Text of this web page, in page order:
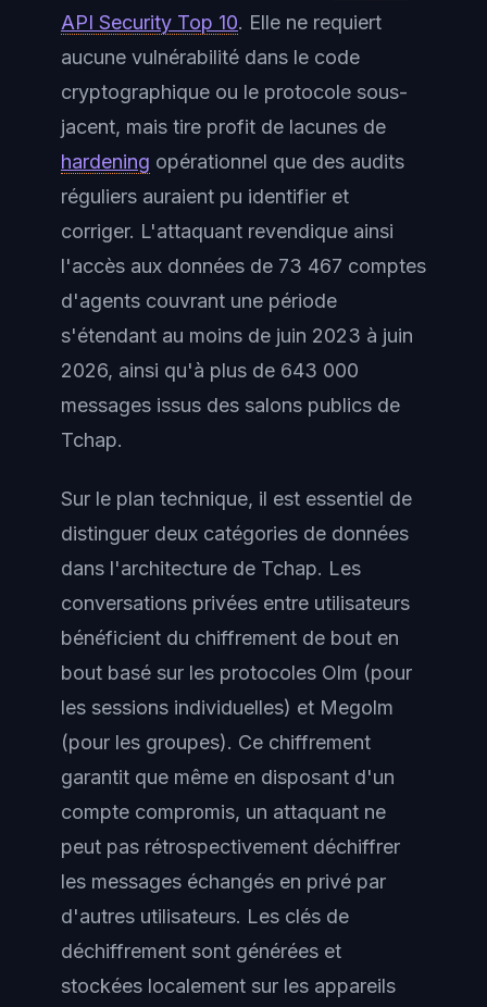
API Security Top 10. Elle ne requiert
aucune vulnérabilité dans le code
cryptographique ou le protocole sous-
jacent, mais tire profit de lacunes de
hardening opérationnel que des audits
réguliers auraient pu identifier et
corriger. L'attaquant revendique ainsi
l'accès aux données de 73 467 comptes
d'agents couvrant une période
s'étendant au moins de juin 2023 à juin
2026, ainsi qu'à plus de 643 000
messages issus des salons publics de
Tchap.
Sur le plan technique, il est essentiel de
distinguer deux catégories de données
dans l'architecture de Tchap. Les
conversations privées entre utilisateurs
bénéficient du chiffrement de bout en
bout basé sur les protocoles Olm (pour
les sessions individuelles) et Megolm
(pour les groupes). Ce chiffrement
garantit que même en disposant d'un
compte compromis, un attaquant ne
peut pas rétrospectivement déchiffrer
les messages échangés en privé par
d'autres utilisateurs. Les clés de
déchiffrement sont générées et
stockées localement sur les appareils